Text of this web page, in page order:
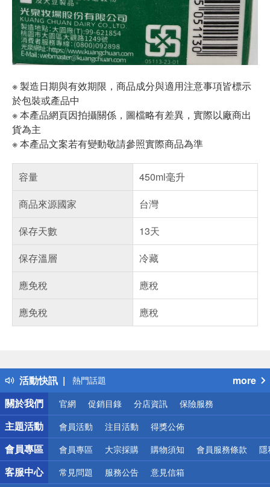
※ 製造日期與有效期限，商品成分與適用注意事項皆標示
於包裝或產品中
※ 本產品網頁因拍攝關係，圖檔略有差異，實際以廠商出
貨為主
※ 本產品文案若有變動敬請參照實際商品為準
容量
450ml毫升
商品來源國家
台灣
保存天數
13天
保存溫層
冷藏
應免稅
應稅
應免稅
應稅
活動快訊
得獎公告
熱門話題
銀行優惠
偏遠地區配送
詐騙網頁！請小心！
more
關於我們
官網 促銷目錄 分店資訊 保險服務
主題活動 會員活動 注目活動 得獎公佈
會員專區 會員專區 大宗採購 購物須知 會員服務條款 隱
客服中心 常見問題 服務公告 意見信箱